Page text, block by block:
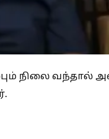
நிலை வந்தால்